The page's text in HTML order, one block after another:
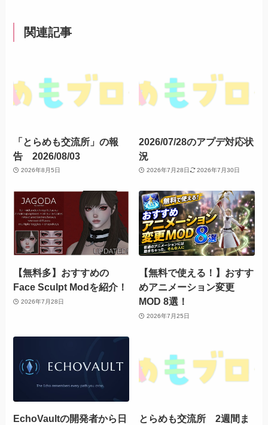
関連記事
「とらめも交流所」の報
告 2026/08/03
2026年8月5日
2026/07/28のアプデ対応状
況
2026年7月28日 2026年7月30日
【無料多】おすすめの
Face Sculpt Modを紹介！
2026年7月28日
【無料で使える！】おすす
めアニメーション変更
MOD 8選！
2026年7月25日
EchoVaultの開発者から日
とらめも交流所 2週間ま